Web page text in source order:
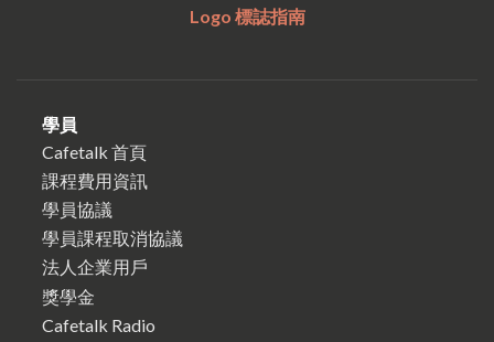
Logo 標誌指南
學員
Cafetalk 首頁
課程費用資訊
學員協議
學員課程取消協議
法人企業用戶
獎學金
Cafetalk Radio